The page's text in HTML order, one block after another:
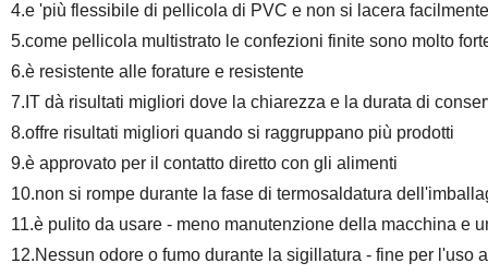
4.e 'più flessibile di pellicola di PVC e non si lacera facilmente
5.come pellicola multistrato le confezioni finite sono molto
6.è resistente alle forature e resistente
7.IT dà risultati migliori dove la chiarezza e la durata di
8.offre risultati migliori quando si raggruppano più prodotti
9.è approvato per il contatto diretto con gli alimenti
10.non si rompe durante la fase di termosaldatura
11.è pulito da usare - meno manutenzione della macchina e
12.Nessun odore o fumo durante la sigillatura - fine per l'uso